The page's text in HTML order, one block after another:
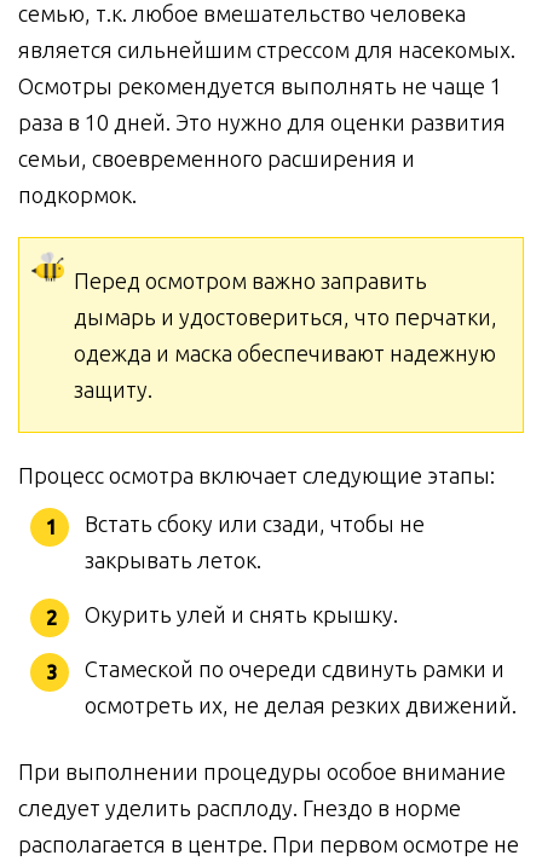
семью, т.к. любое вмешательство человека
является сильнейшим стрессом для насекомых.
Осмотры рекомендуется выполнять не чаще 1
раза в 10 дней. Это нужно для оценки развития
семьи, своевременного расширения и
подкормок.
Перед осмотром важно заправить
дымарь и удостовериться, что перчатки,
одежда и маска обеспечивают надежную
защиту.
Процесс осмотра включает следующие этапы:
Встать сбоку или сзади, чтобы не
закрывать леток.
Окурить улей и снять крышку.
Стамеской по очереди сдвинуть рамки и
осмотреть их, не делая резких движений.
При выполнении процедуры особое внимание
следует уделить расплоду. Гнездо в норме
располагается в центре. При первом осмотре не